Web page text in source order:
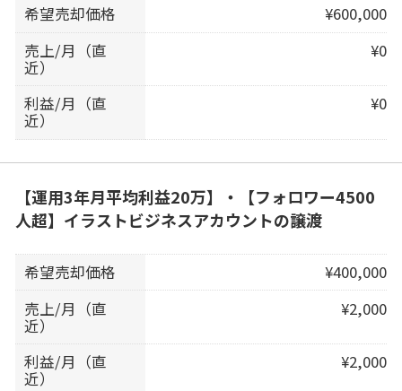
希望売却価格
¥600,000
売上/月（直
近）
¥0
利益/月（直
近）
¥0
【運用3年月平均利益20万】・【フォロワー4500
人超】イラストビジネスアカウントの譲渡
希望売却価格
¥400,000
売上/月（直
近）
¥2,000
利益/月（直
近）
¥2,000